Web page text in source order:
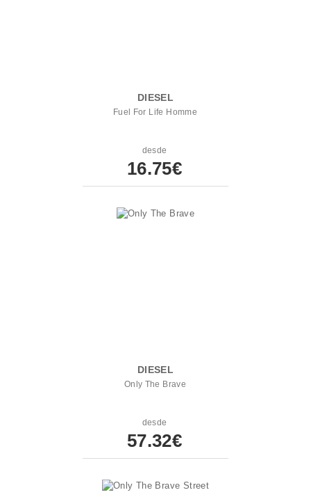
DIESEL
Fuel For Life Homme
desde
16.75€
DIESEL
Only The Brave
desde
57.32€